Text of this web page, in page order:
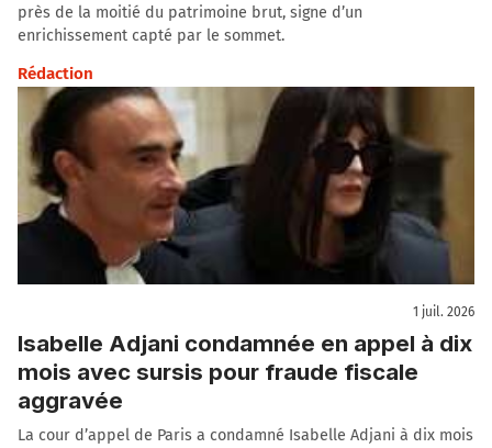
près de la moitié du patrimoine brut, signe d’un
enrichissement capté par le sommet.
Rédaction
1 juil. 2026
Isabelle Adjani condamnée en appel à dix
mois avec sursis pour fraude fiscale
aggravée
La cour d’appel de Paris a condamné Isabelle Adjani à dix mois